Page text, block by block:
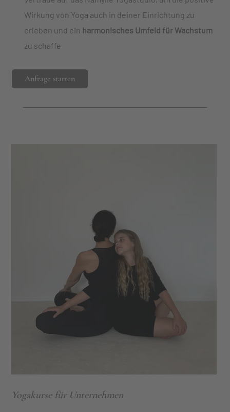
Wirkung von Yoga auch in deiner Einrichtung zu
erleben und ein harmonisches Umfeld für Wachstum
zu schaffe
Anfrage starten
Yogakurse für Unternehmen